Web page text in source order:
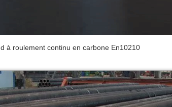
à roulement continu en carbone En10210